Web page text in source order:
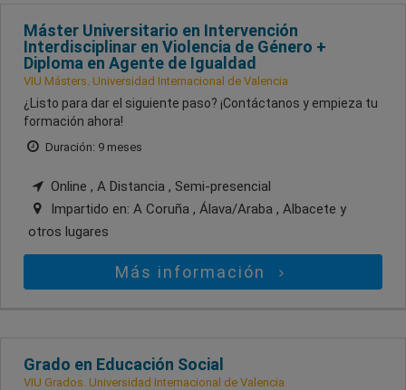
Máster Universitario en Intervención
Interdisciplinar en Violencia de Género +
Diploma en Agente de Igualdad
VIU Másters. Universidad Internacional de Valencia
¿Listo para dar el siguiente paso? ¡Contáctanos y empieza tu
formación ahora!
Duración: 9 meses
Online , A Distancia , Semi-presencial
Impartido en: A Coruña , Álava/Araba , Albacete y
otros lugares
Más información
Grado en Educación Social
VIU Grados. Universidad Internacional de Valencia